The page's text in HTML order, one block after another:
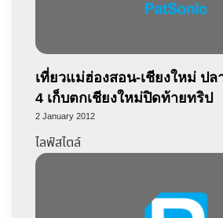
เที่ยวแม่ฮ่องสอน-เชียงใหม่ ป
4 เก็บตกเชียงใหม่ปิดท้ายทริป
2 January 2012
ไลฟ์สไตล์